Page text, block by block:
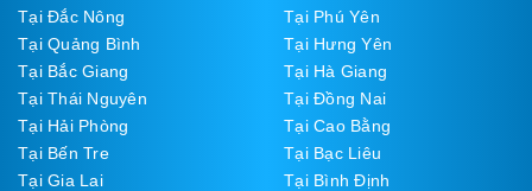
Tại Đắc Nông
Tại Phú Yên
Tại Quảng Bình
Tại Hưng Yên
Tại Bắc Giang
Tại Hà Giang
Tại Thái Nguyên
Tại Đồng Nai
Tại Hải Phòng
Tại Cao Bằng
Tại Bến Tre
Tại Bạc Liêu
Tại Gia Lai
Tại Bình Định